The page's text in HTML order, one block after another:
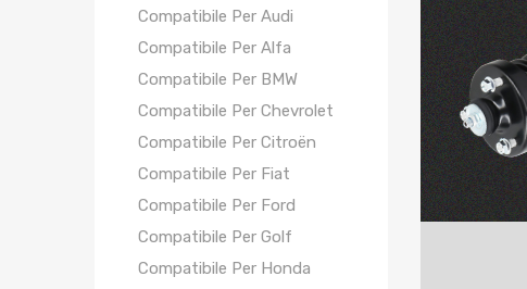
Compatibile Per Audi
Compatibile Per Alfa
Compatibile Per BMW
Compatibile Per Chevrolet
Compatibile Per Citroën
Compatibile Per Fiat
Compatibile Per Ford
Compatibile Per Golf
Compatibile Per Honda